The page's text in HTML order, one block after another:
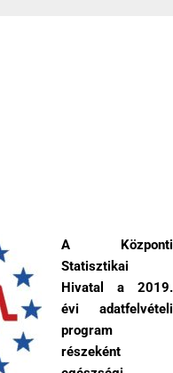
A Központi
Statisztikai
Hivatal a 2019.
évi adatfelvételi
program
részeként